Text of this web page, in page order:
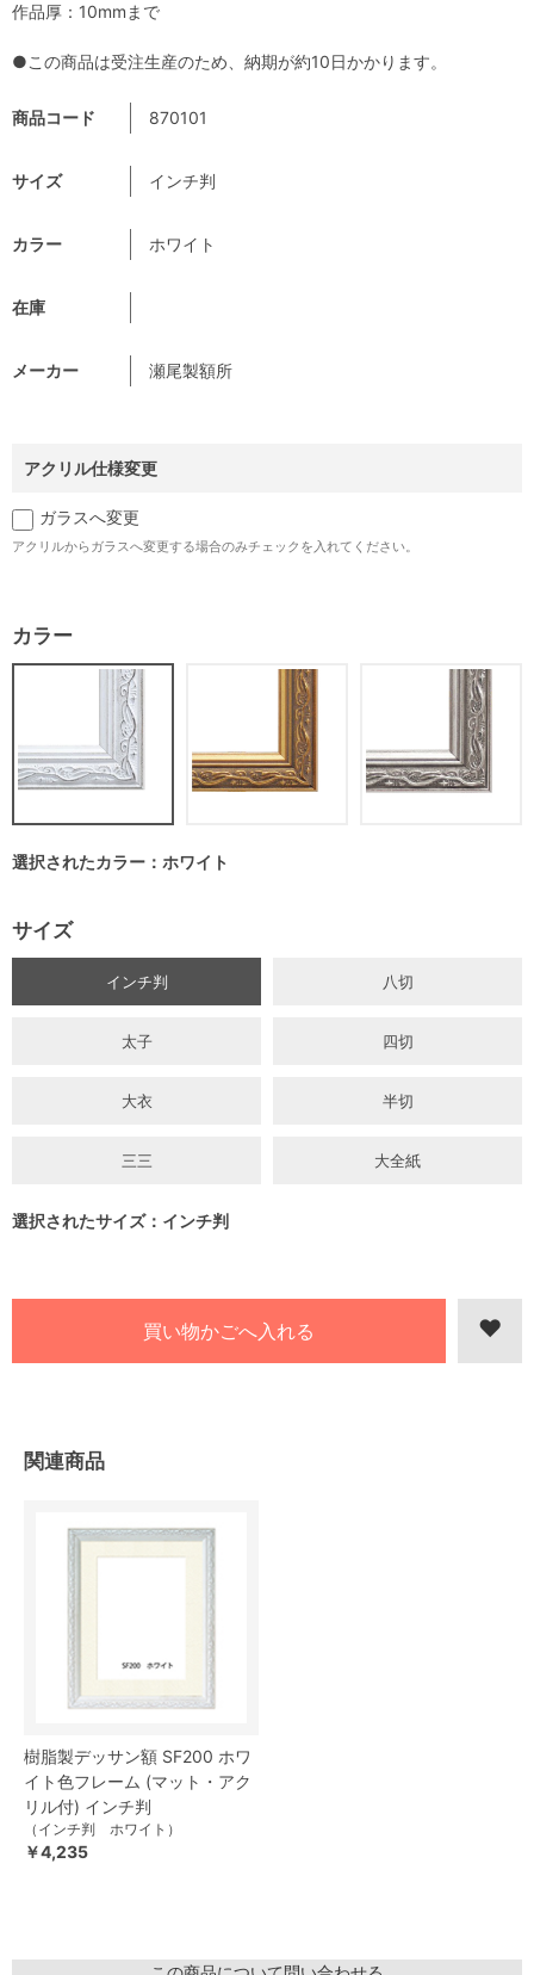
商品コード 870101
サイズ インチ判
カラー ホワイト
在庫
メーカー 瀬尾製額所
アクリル仕様変更
ガラスへ変更
アクリルからガラスへ変更する場合のみチェックを入れてください。
カラー
選択されたカラー：ホワイト
サイズ
インチ判 八切
太子 四切
大衣 半切
三三 大全紙
選択されたサイズ：インチ判
関連商品
樹脂製デッサン額 SF200 ホワ
イト色フレーム (マット・アク
リル付) インチ判
（インチ判 ホワイト）
￥4,235
作品厚：10mmまで
●この商品は受注生産のため、納期が約10日かかります。